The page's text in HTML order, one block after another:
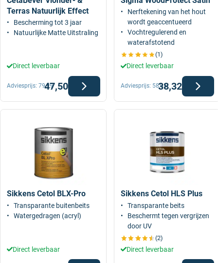
Terras Natuurlijk Effect
Bescherming tot 3 jaar
Natuurlijke Matte Uitstraling
Direct leverbaar
47,50
Adviesprijs: 79,99
Nerftekening van het hout
wordt geaccentueerd
Vochtregulerend en
waterafstotend
(1)
Direct leverbaar
38,32
Adviesprijs: 58,95
Sikkens Cetol BLX-Pro
Transparante buitenbeits
Watergedragen (acryl)
Direct leverbaar
Sikkens Cetol HLS Plus
Transparante beits
Beschermt tegen vergrijzen
door UV
(2)
Direct leverbaar